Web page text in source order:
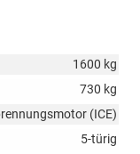
1600 kg
730 kg
(ICE)
5-türig